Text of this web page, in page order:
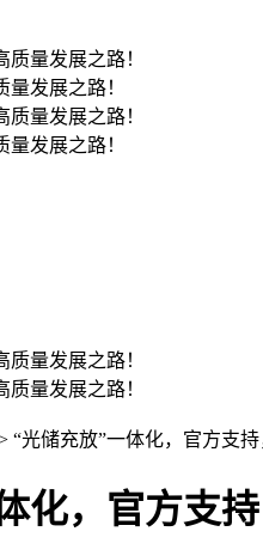
发展之路！
发展之路！
“光储充放”一体化，官方支
化，官方支